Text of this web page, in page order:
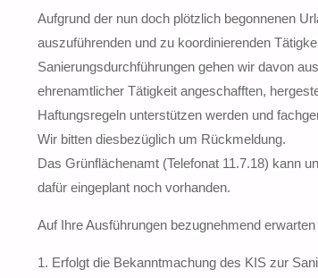
Aufgrund der nun doch plötzlich begonnenen
auszuführenden und zu koordinierenden
Sanierungsdurchführungen gehen wir davon
ehrenamtlicher Tätigkeit angeschafften,
Haftungsregeln unterstützen werden und
Wir bitten diesbezüglich um Rückmeldung.
Das Grünflächenamt (Telefonat 11.7.18) kann
dafür eingeplant noch vorhanden.
Auf Ihre Ausführungen bezugnehmend
1. Erfolgt die Bekanntmachung des KIS zur